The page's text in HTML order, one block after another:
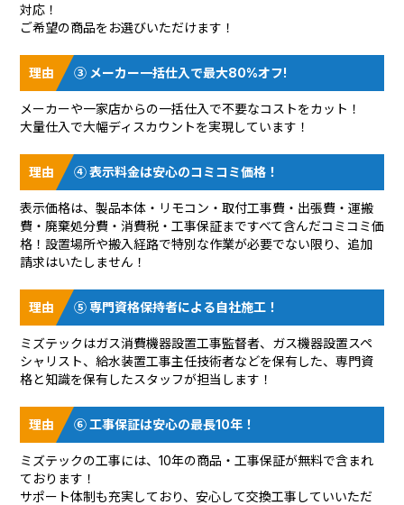
対応！
ご希望の商品をお選びいただけます！
③ メーカー一括仕入で最大80%オフ!
メーカーや一家店からの一括仕入で不要なコストをカット！
大量仕入で大幅ディスカウントを実現しています！
④ 表示料金は安心のコミコミ価格！
表示価格は、製品本体・リモコン・取付工事費・出張費・運搬
費・廃棄処分費・消費税・工事保証まですべて含んだコミコミ価
格！設置場所や搬入経路で特別な作業が必要でない限り、追加
請求はいたしません！
⑤ 専門資格保持者による自社施工！
ミズテックはガス消費機器設置工事監督者、ガス機器設置スペ
シャリスト、給水装置工事主任技術者などを保有した、専門資
格と知識を保有したスタッフが担当します！
⑥ 工事保証は安心の最長10年！
ミズテックの工事には、10年の商品・工事保証が無料で含まれ
ております！
サポート体制も充実しており、安心して交換工事していいただ